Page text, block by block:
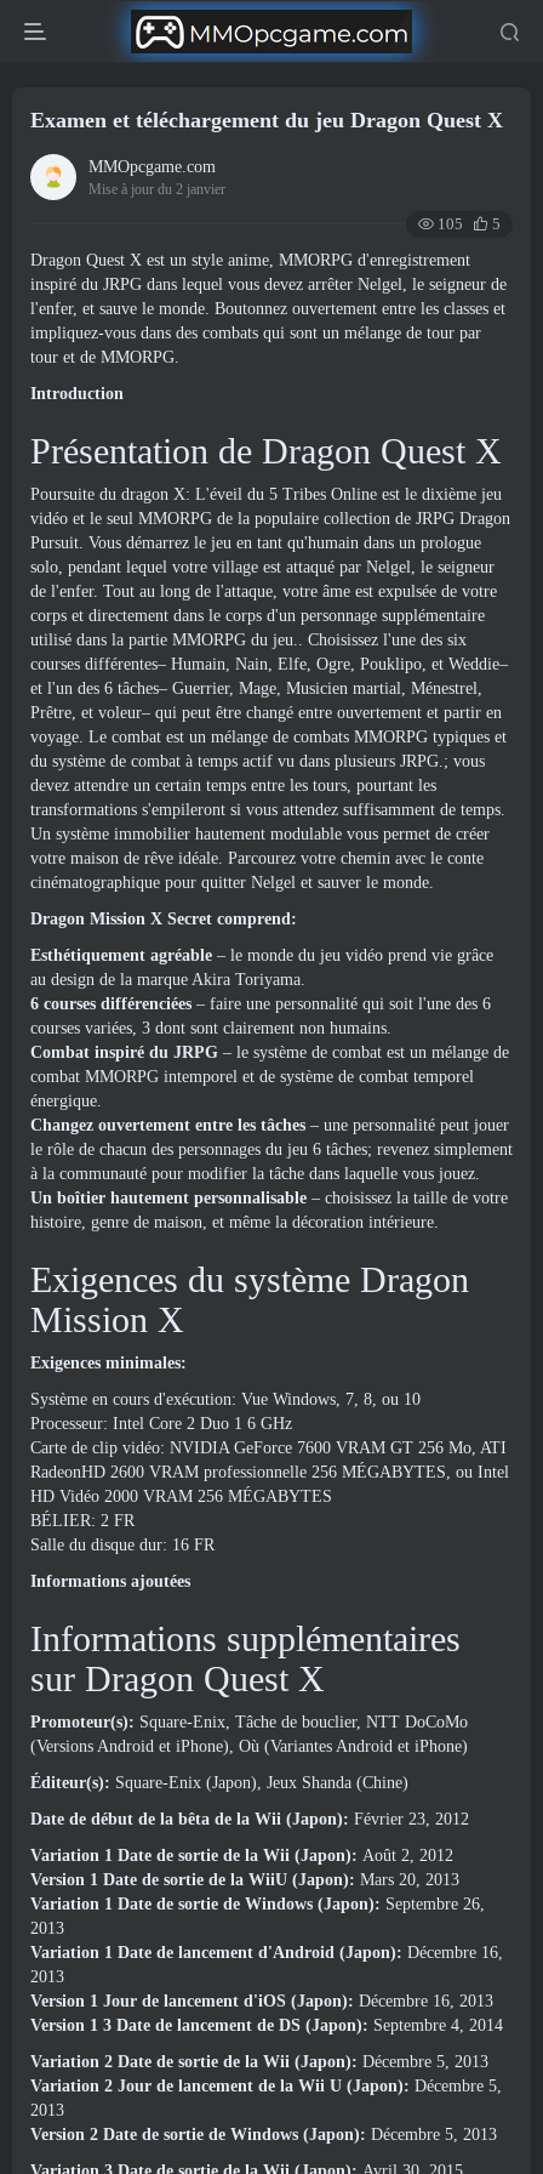
Examen et téléchargement du jeu Dragon Quest X
MMOpcgame.com
Mise à jour du 2 janvier
105
5
Dragon Quest X est un style anime, MMORPG d'enregistrement
inspiré du JRPG dans lequel vous devez arrêter Nelgel, le seigneur de
l'enfer, et sauve le monde. Boutonnez ouvertement entre les classes et
impliquez-vous dans des combats qui sont un mélange de tour par
tour et de MMORPG.
Introduction
Présentation de Dragon Quest X
Poursuite du dragon X: L'éveil du 5 Tribes Online est le dixième jeu
vidéo et le seul MMORPG de la populaire collection de JRPG Dragon
Pursuit. Vous démarrez le jeu en tant qu'humain dans un prologue
solo, pendant lequel votre village est attaqué par Nelgel, le seigneur
de l'enfer. Tout au long de l'attaque, votre âme est expulsée de votre
corps et directement dans le corps d'un personnage supplémentaire
utilisé dans la partie MMORPG du jeu.. Choisissez l'une des six
courses différentes– Humain, Nain, Elfe, Ogre, Pouklipo, et Weddie–
et l'un des 6 tâches– Guerrier, Mage, Musicien martial, Ménestrel,
Prêtre, et voleur– qui peut être changé entre ouvertement et partir en
voyage. Le combat est un mélange de combats MMORPG typiques et
du système de combat à temps actif vu dans plusieurs JRPG.; vous
devez attendre un certain temps entre les tours, pourtant les
transformations s'empileront si vous attendez suffisamment de temps.
Un système immobilier hautement modulable vous permet de créer
votre maison de rêve idéale. Parcourez votre chemin avec le conte
cinématographique pour quitter Nelgel et sauver le monde.
Dragon Mission X Secret comprend:
Esthétiquement agréable – le monde du jeu vidéo prend vie grâce
au design de la marque Akira Toriyama.
6 courses différenciées – faire une personnalité qui soit l'une des 6
courses variées, 3 dont sont clairement non humains.
Combat inspiré du JRPG – le système de combat est un mélange de
combat MMORPG intemporel et de système de combat temporel
énergique.
Changez ouvertement entre les tâches – une personnalité peut jouer
le rôle de chacun des personnages du jeu 6 tâches; revenez simplement
à la communauté pour modifier la tâche dans laquelle vous jouez.
Un boîtier hautement personnalisable – choisissez la taille de votre
histoire, genre de maison, et même la décoration intérieure.
Exigences du système Dragon
Mission X
Exigences minimales:
Système en cours d'exécution: Vue Windows, 7, 8, ou 10
Processeur: Intel Core 2 Duo 1 6 GHz
Carte de clip vidéo: NVIDIA GeForce 7600 VRAM GT 256 Mo, ATI
RadeonHD 2600 VRAM professionnelle 256 MÉGABYTES, ou Intel
HD Vidéo 2000 VRAM 256 MÉGABYTES
BÉLIER: 2 FR
Salle du disque dur: 16 FR
Informations ajoutées
Informations supplémentaires
sur Dragon Quest X
Promoteur(s): Square-Enix, Tâche de bouclier, NTT DoCoMo
(Versions Android et iPhone), Où (Variantes Android et iPhone)
Éditeur(s): Square-Enix (Japon), Jeux Shanda (Chine)
Date de début de la bêta de la Wii (Japon): Février 23, 2012
Variation 1 Date de sortie de la Wii (Japon): Août 2, 2012
Version 1 Date de sortie de la WiiU (Japon): Mars 20, 2013
Variation 1 Date de sortie de Windows (Japon): Septembre 26,
2013
Variation 1 Date de lancement d'Android (Japon): Décembre 16,
2013
Version 1 Jour de lancement d'iOS (Japon): Décembre 16, 2013
Version 1 3 Date de lancement de DS (Japon): Septembre 4, 2014
Variation 2 Date de sortie de la Wii (Japon): Décembre 5, 2013
Variation 2 Jour de lancement de la Wii U (Japon): Décembre 5,
2013
Version 2 Date de sortie de Windows (Japon): Décembre 5, 2013